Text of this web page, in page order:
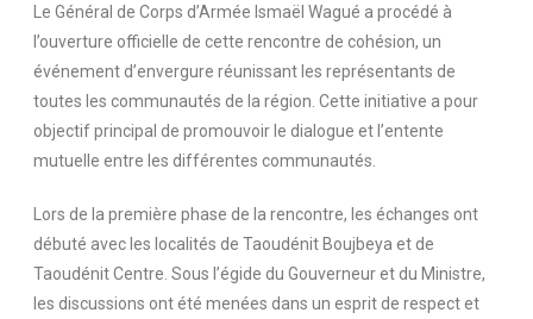
Le Général de Corps d’Armée Ismaël Wagué a procédé à
l’ouverture officielle de cette rencontre de cohésion, un
événement d’envergure réunissant les représentants de
toutes les communautés de la région. Cette initiative a pour
objectif principal de promouvoir le dialogue et l’entente
mutuelle entre les différentes communautés.
Lors de la première phase de la rencontre, les échanges ont
débuté avec les localités de Taoudénit Boujbeya et de
Taoudénit Centre. Sous l’égide du Gouverneur et du Ministre,
les discussions ont été menées dans un esprit de respect et